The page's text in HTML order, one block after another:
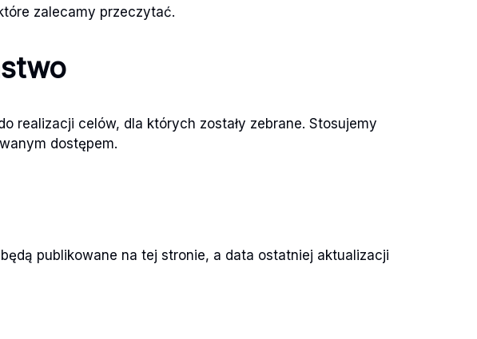
zalecamy przeczytać.
realizacji celów, dla których zostały zebrane. Stosujemy
dostępem.
publikowane na tej stronie, a data ostatniej aktualizacji